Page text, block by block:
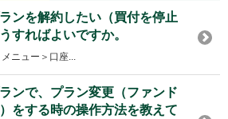
ンを解約したい（買付を停止
すればよいですか。
メニュー＞口座...
ンで、プラン変更（ファンド
をする時の操作方法を教えて